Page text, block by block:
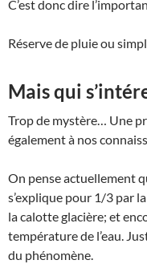
C’est donc dire
Réserve de pluie ou
Mais qui
Trop de mystère… Une
également à nos
On pense actuellement
s’explique pour 1/3 par
la calotte glacière; et
température de l’eau.
du phénomène.